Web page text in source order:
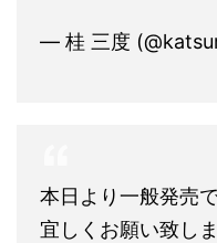
— 桂 三度
本日より一般発売で
宜しくお願い致しま